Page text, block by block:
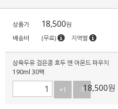
상품가 18,500원
배송비
(무료) 지역별
삼육두유 검은콩 호두 앤 아몬드 파우치
190ml 30팩
+1 -118,500원